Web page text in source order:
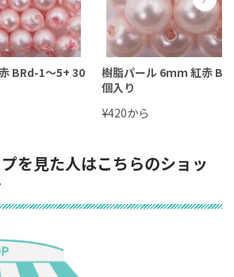
BRd-1〜5+ 30
樹脂パール 6ｍｍ 紅赤
個入り
¥420から
を見た人はこちらのショッ